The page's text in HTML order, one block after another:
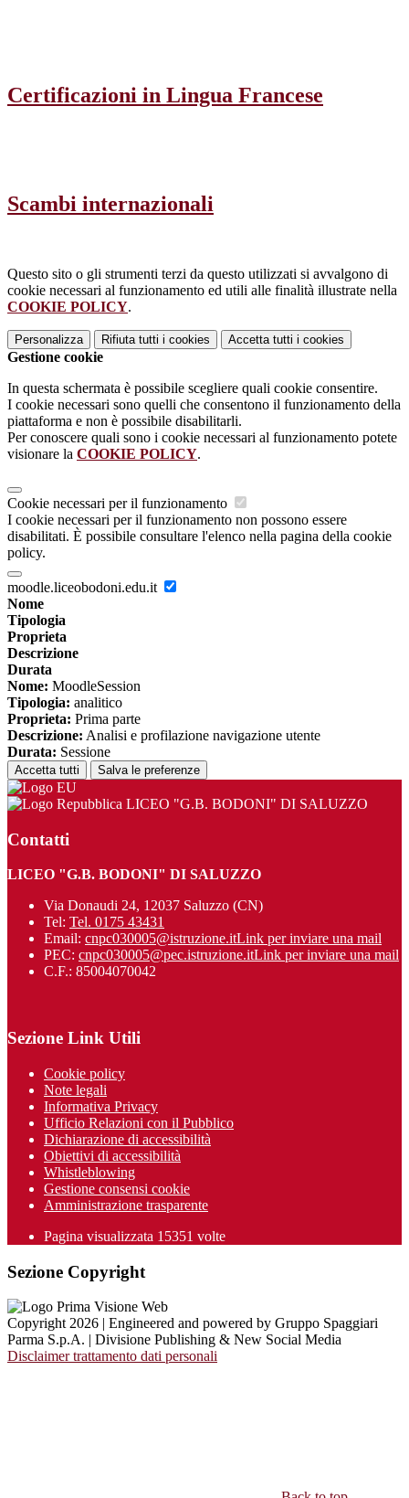
Certificazioni in Lingua Francese
Scambi internazionali
Questo sito o gli strumenti terzi da questo utilizzati si avvalgono di
cookie necessari al funzionamento ed utili alle finalità illustrate nella
COOKIE POLICY.
Personalizza Rifiuta tutti i cookies Accetta tutti i cookies
Gestione cookie
In questa schermata è possibile scegliere quali cookie consentire.
I cookie necessari sono quelli che consentono il funzionamento della
piattaforma e non è possibile disabilitarli.
Per conoscere quali sono i cookie necessari al funzionamento potete
visionare la COOKIE POLICY.
Cookie necessari per il funzionamento
I cookie necessari per il funzionamento non possono essere
disabilitati. È possibile consultare l'elenco nella pagina della cookie
policy.
moodle.liceobodoni.edu.it
Nome
Tipologia
Proprieta
Descrizione
Durata
Nome: MoodleSession
Tipologia: analitico
Proprieta: Prima parte
Descrizione: Analisi e profilazione navigazione utente
Durata: Sessione
Accetta tutti Salva le preferenze
LICEO "G.B. BODONI" DI SALUZZO
Contatti
LICEO "G.B. BODONI" DI SALUZZO
Via Donaudi 24, 12037 Saluzzo (CN)
Tel: Tel. 0175 43431
Email: cnpc030005@istruzione.itLink per inviare una mail
PEC: cnpc030005@pec.istruzione.itLink per inviare una mail
C.F.: 85004070042
Sezione Link Utili
Cookie policy
Note legali
Informativa Privacy
Ufficio Relazioni con il Pubblico
Dichiarazione di accessibilità
Obiettivi di accessibilità
Whistleblowing
Gestione consensi cookie
Amministrazione trasparente
Pagina visualizzata 15351 volte
Sezione Copyright
Copyright 2026 | Engineered and powered by Gruppo Spaggiari
Parma S.p.A. | Divisione Publishing & New Social Media
Disclaimer trattamento dati personali